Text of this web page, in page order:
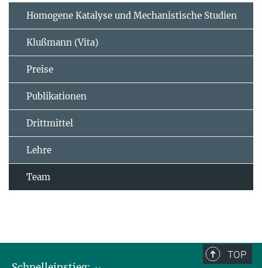
Homogene Katalyse und Mechanistische Studien
Klußmann (Vita)
Preise
Publikationen
Drittmittel
Lehre
Team
TOP